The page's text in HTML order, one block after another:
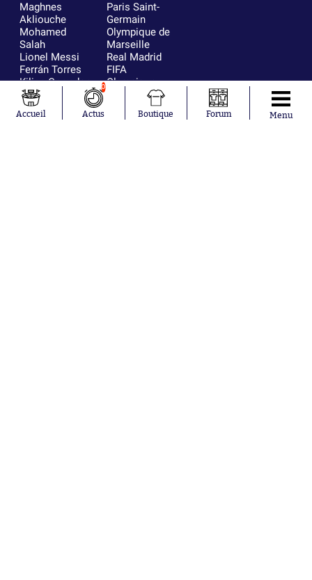
Maghnes
Akliouche
Mohamed
Salah
Lionel Messi
Ferrán Torres
Kilian Corredor
Franco
Mastantuono
Orel Mangala
Paris Saint-
Germain
Olympique de
Marseille
Real Madrid
FIFA
Olympique
AS Monaco
FC Barcelone
Accueil
0
Actus Boutique Forum Menu